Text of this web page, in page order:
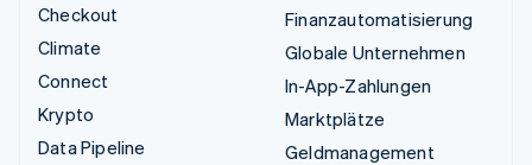
Checkout
Climate
Connect
Krypto
Data Pipeline
Finanzautomatisierung
Globale Unternehmen
In-App-Zahlungen
Marktplätze
Geldmanagement